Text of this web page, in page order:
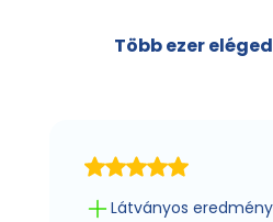
Több ezer
Látványos eredmény